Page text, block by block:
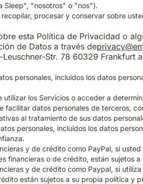
Sleep", "nosotros" o "nos").
procesar y conservar sobre
esta Política de Privacidad o
de Datos a través de
Str. 78 60329 Frankfurt
personales, incluidos los datos
los Servicios o acceder a
facilitar datos personales de terceros,
al tratamiento de sus datos
personales, incluidos los datos
y de crédito como PayPal, si
financieras o de crédito, están sujetos
y de crédito como Paypal, si
están sujetos a su propia política y